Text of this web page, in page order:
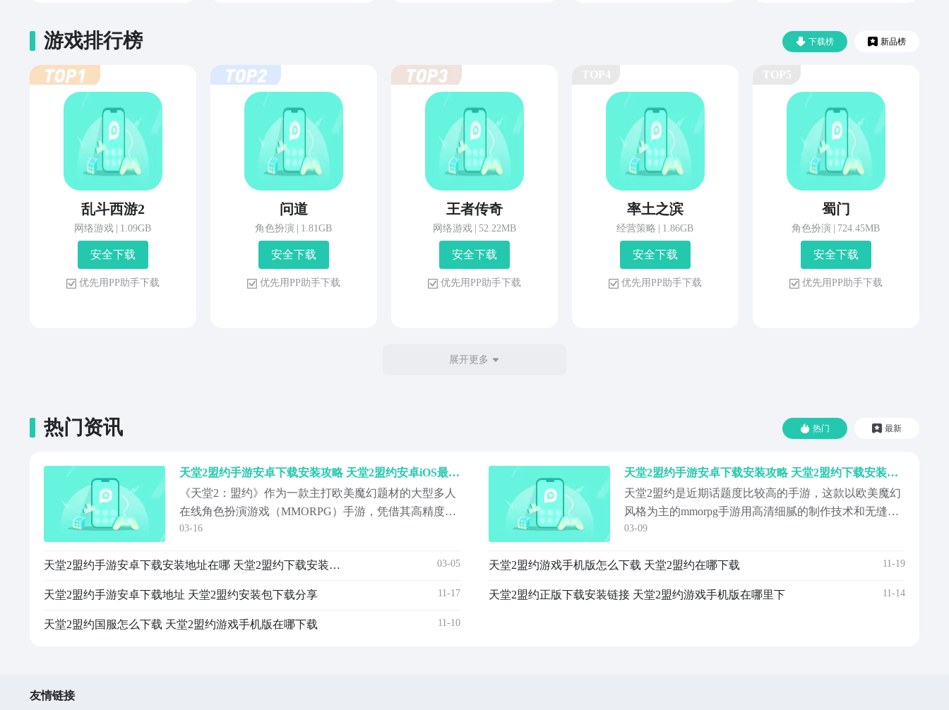
下载榜 新品榜
游戏排行榜
乱斗西游2
网络游戏 1.09GB
安 全 下 载
优 先 用 P P 助 手 下 载
问道
角色扮演 1.81GB
安 全 下 载
优 先 用 P P 助 手 下 载
王者传奇
网络游戏 52.22MB
安 全 下 载
优 先 用 P P 助 手 下 载
率土之滨
经营策略 1.86GB
安 全 下 载
优 先 用 P P 助 手 下 载
蜀门
角色扮演 724.45MB
安 全 下 载
优 先 用 P P 助 手 下 载
展开更多
热门 最新
热门资讯
天堂2盟约手游安卓下载安装攻略 天堂2盟约安卓iOS最新版本安装指南
《天堂2：盟约》作为一款主打欧美魔幻题材的大型多人
在线角色扮演游戏（MMORPG）手游，凭借其高精度建
模、细腻光影表现与真正意义上的无缝大世界地图设
启正式公测，但已进入预约阶段，为后续上线积累用户
天堂2
03-16
天堂2盟约手游安卓下载安装地址在哪 天堂2盟约下载安装地址推荐 03-05
天堂2盟约手游安卓下载地址 天堂2盟约安装包下载分享 11-17
天堂2盟约国服怎么下载 天堂2盟约游戏手机版在哪下载 11-10
天堂2盟约手游安卓下载安装攻略 天堂2盟约下载安装链接推荐
天堂2盟约是近期话题度比较高的手游，这款以欧美魔幻
风格为主的mmorpg手游用高清细腻的制作技术和无缝超
大的地图内容吸引了诸多玩家们的目光，很多玩家都对
以及下载地址的分享攻略，想知道的朋友们可不要错过
03-09
天堂2盟约游戏手机版怎么下载 天堂2盟约在哪下载 11-19
天堂2盟约正版下载安装链接 天堂2盟约游戏手机版在哪里下​ 11-14
友情链接